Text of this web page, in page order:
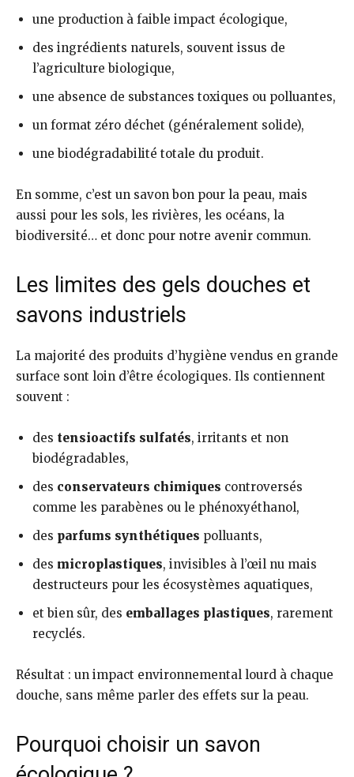
une production à faible impact écologique,
des ingrédients naturels, souvent issus de
l’agriculture biologique,
une absence de substances toxiques ou polluantes,
un format zéro déchet (généralement solide),
une biodégradabilité totale du produit.
En somme, c’est un savon bon pour la peau, mais
aussi pour les sols, les rivières, les océans, la
biodiversité… et donc pour notre avenir commun.
Les limites des gels douches et
savons industriels
La majorité des produits d’hygiène vendus en grande
surface sont loin d’être écologiques. Ils contiennent
souvent :
des tensioactifs sulfatés, irritants et non
biodégradables,
des conservateurs chimiques controversés
comme les parabènes ou le phénoxyéthanol,
des parfums synthétiques polluants,
des microplastiques, invisibles à l’œil nu mais
destructeurs pour les écosystèmes aquatiques,
et bien sûr, des emballages plastiques, rarement
recyclés.
Résultat : un impact environnemental lourd à chaque
douche, sans même parler des effets sur la peau.
Pourquoi choisir un savon